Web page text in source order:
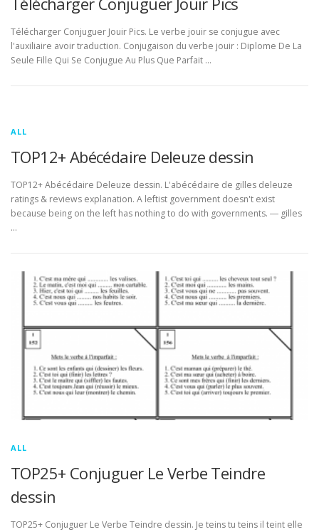
Télécharger Conjuguer Jouir Pics. Le verbe jouir se conjugue avec
l'auxiliaire avoir traduction. Conjugaison du verbe jouir : Diplome De La
Seule Fille Qui Se Conjugue Au Plus Que Parfait …
ALL
TOP12+ Abécédaire Deleuze dessin
TOP12+ Abécédaire Deleuze dessin. L'abécédaire de gilles deleuze
ratings & reviews explanation. A leftist government doesn't exist
because being on the left has nothing to do with governments. ― gilles
…
ALL
TOP25+ Conjuguer Le Verbe Teindre
dessin
TOP25+ Conjuguer Le Verbe Teindre dessin. Je teins tu teins il teint elle